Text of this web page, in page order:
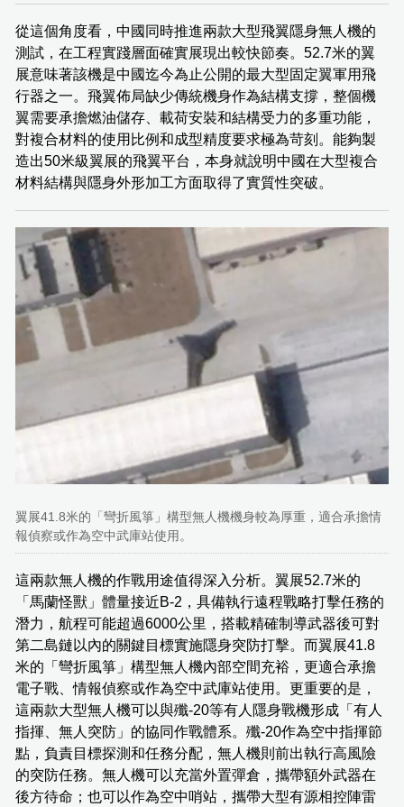
從這個角度看，中國同時推進兩款大型飛翼隱身無人機的
測試，在工程實踐層面確實展現出較快節奏。52.7米的翼
展意味著該機是中國迄今為止公開的最大型固定翼軍用飛
行器之一。飛翼佈局缺少傳統機身作為結構支撐，整個機
翼需要承擔燃油儲存、載荷安裝和結構受力的多重功能，
對複合材料的使用比例和成型精度要求極為苛刻。能夠製
造出50米級翼展的飛翼平台，本身就說明中國在大型複合
材料結構與隱身外形加工方面取得了實質性突破。
翼展41.8米的「彎折風箏」構型無人機機身較為厚重，適合承擔情
報偵察或作為空中武庫站使用。
這兩款無人機的作戰用途值得深入分析。翼展52.7米的
「馬蘭怪獸」體量接近B-2，具備執行遠程戰略打擊任務的
潛力，航程可能超過6000公里，搭載精確制導武器後可對
第二島鏈以內的關鍵目標實施隱身突防打擊。而翼展41.8
米的「彎折風箏」構型無人機內部空間充裕，更適合承擔
電子戰、情報偵察或作為空中武庫站使用。更重要的是，
這兩款大型無人機可以與殲-20等有人隱身戰機形成「有人
指揮、無人突防」的協同作戰體系。殲-20作為空中指揮節
點，負責目標探測和任務分配，無人機則前出執行高風險
的突防任務。無人機可以充當外置彈倉，攜帶額外武器在
後方待命；也可以作為空中哨站，攜帶大型有源相控陣雷